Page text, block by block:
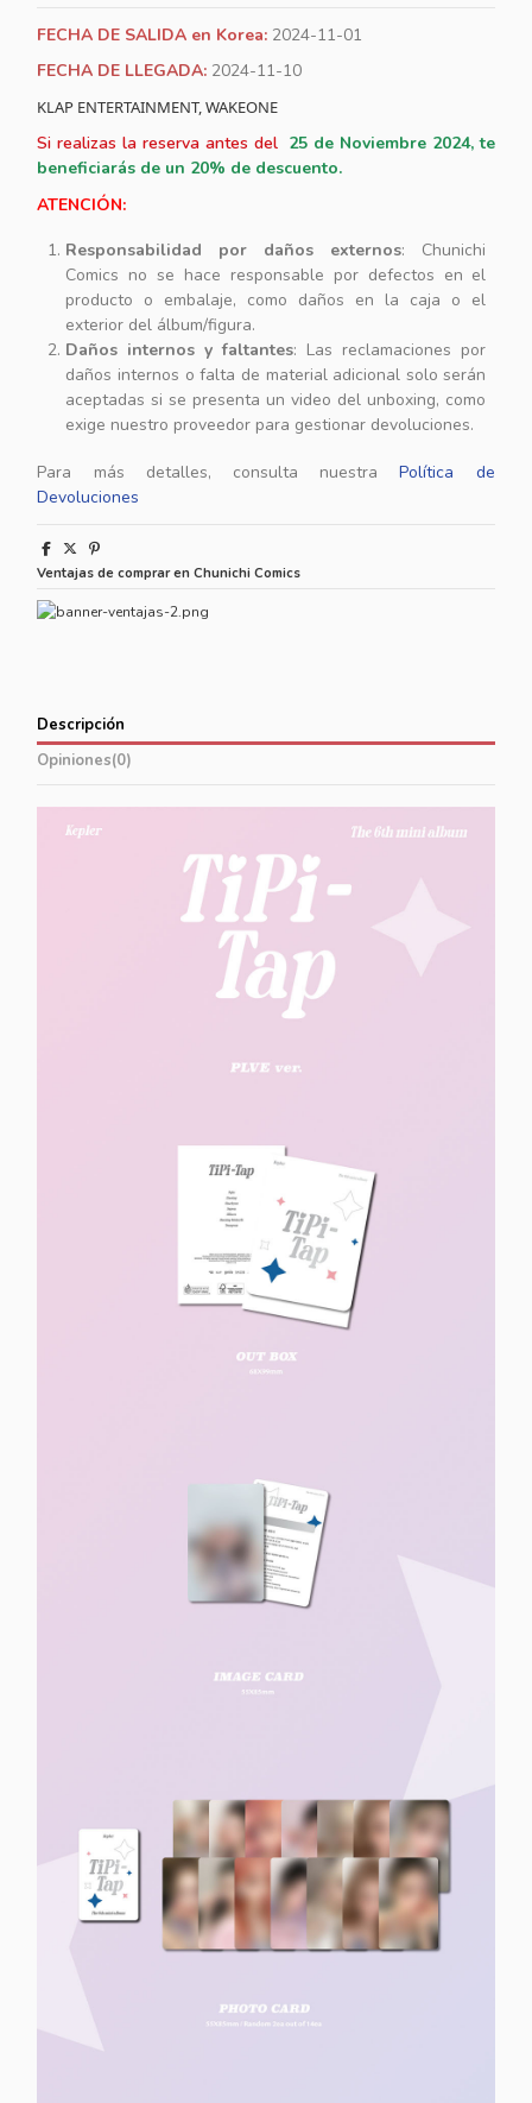
FECHA DE SALIDA en Korea: 2024-11-01
FECHA DE LLEGADA: 2024-11-10
KLAP ENTERTAINMENT, WAKEONE
Si realizas la reserva antes del 25 de Noviembre 2024, te
beneficiarás de un 20% de descuento.
ATENCIÓN:
Responsabilidad por daños externos: Chunichi
Comics no se hace responsable por defectos en el
producto o embalaje, como daños en la caja o el
exterior del álbum/figura.
Daños internos y faltantes: Las reclamaciones por
daños internos o falta de material adicional solo serán
aceptadas si se presenta un video del unboxing, como
exige nuestro proveedor para gestionar devoluciones.
Para más detalles, consulta nuestra
Política de
Devoluciones
Ventajas de comprar en Chunichi Comics
Descripción
Opiniones(0)